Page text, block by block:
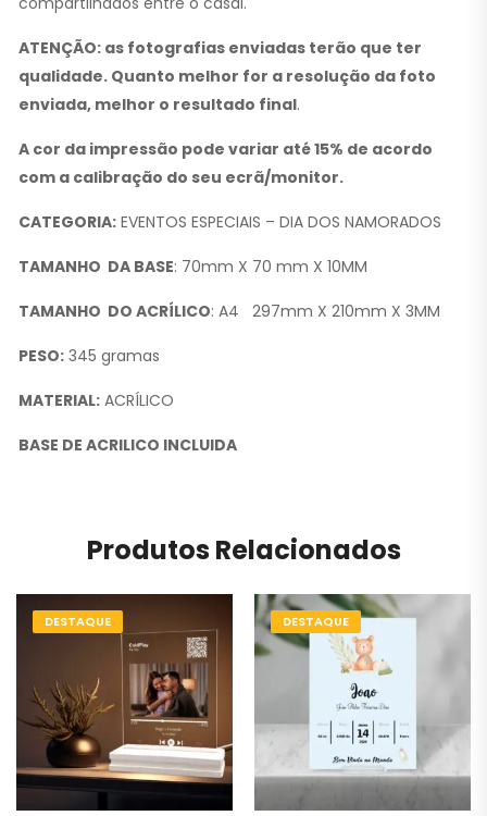
ATENÇÃO: as fotografias enviadas terão que ter
qualidade. Quanto melhor for a resolução da foto
enviada, melhor o resultado final.
A cor da impressão pode variar até 15% de acordo
com a calibração do seu ecrã/monitor.
CATEGORIA: EVENTOS ESPECIAIS – DIA DOS NAMORADOS
TAMANHO DA BASE: 70mm X 70 mm X 10MM
TAMANHO DO ACRÍLICO: A4 297mm X 210mm X 3MM
PESO: 345 gramas
MATERIAL: ACRÍLICO
BASE DE ACRILICO INCLUIDA
Produtos Relacionados
DESTAQUE DESTAQUE